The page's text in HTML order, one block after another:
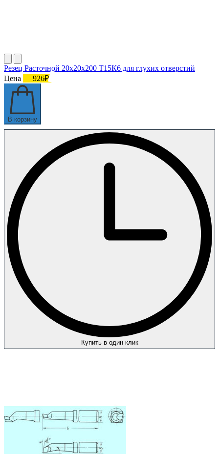
Резец Расточной 20х20х200 Т15К6 для глухих отверстий
Цена
926₽
В корзину
Купить в один клик